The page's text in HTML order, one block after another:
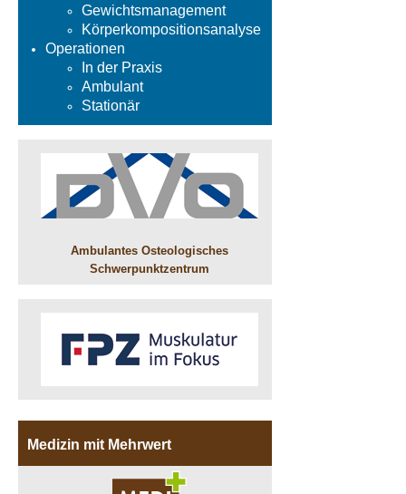
Gewichtsmanagement
Körperkompositionsanalyse
Operationen
In der Praxis
Ambulant
Stationär
Ambulantes Osteologisches
Schwerpunktzentrum
Medizin mit Mehrwert